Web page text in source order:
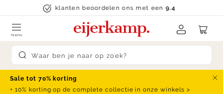
Skip to contentklanten beoordelen ons met een9.4
Submit search
menu
Sale tot 70% korting
+ 10% korting op de complete collectie in onze winkels >